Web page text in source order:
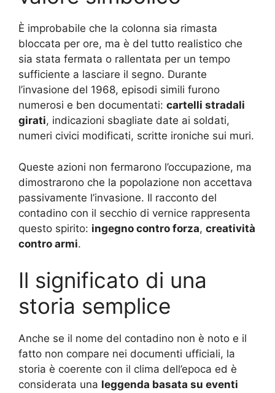
È improbabile che la colonna sia rimasta
bloccata per ore, ma è del tutto realistico che
sia stata fermata o rallentata per un tempo
sufficiente a lasciare il segno. Durante
l’invasione del 1968, episodi simili furono
numerosi e ben documentati: cartelli stradali
girati, indicazioni sbagliate date ai soldati,
numeri civici modificati, scritte ironiche sui muri.
Queste azioni non fermarono l’occupazione, ma
dimostrarono che la popolazione non accettava
passivamente l’invasione. Il racconto del
contadino con il secchio di vernice rappresenta
questo spirito: ingegno contro forza, creatività
contro armi.
Il significato di una
storia semplice
Anche se il nome del contadino non è noto e il
fatto non compare nei documenti ufficiali, la
storia è coerente con il clima dell’epoca ed è
considerata una leggenda basata su eventi